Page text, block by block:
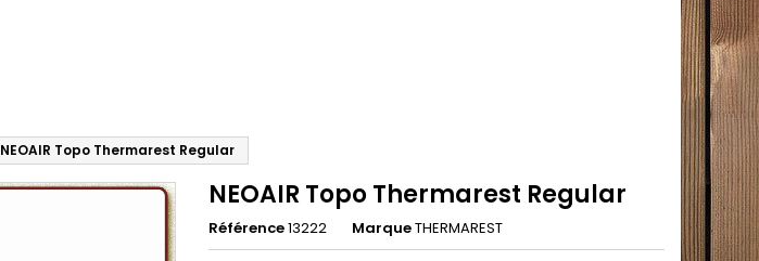
NEOAIR Topo Thermarest Regular
NEOAIR Topo Thermarest Regular
Référence13222 MarqueTHERMAREST